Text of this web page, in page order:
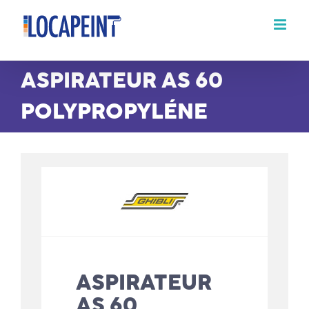
Passer
contenu
ASPIRATEUR AS 60
POLYPROPYLÉNE
ASPIRATEUR